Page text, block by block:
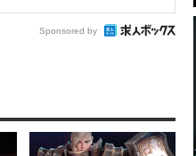
Sponsored by